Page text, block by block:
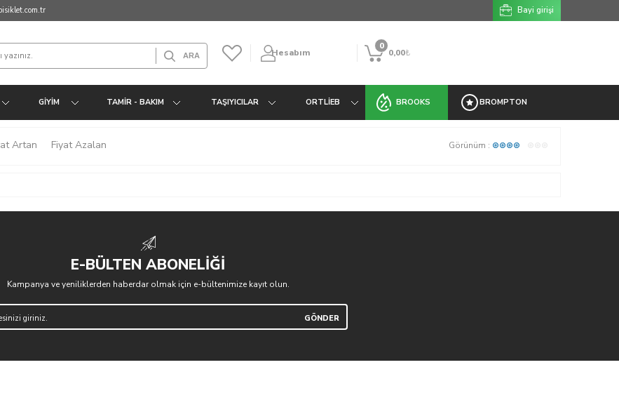
Bayi girişi
Hesabım 0,00₺
0
GIYIM TAMIR - BAKIM TAŞIYICILAR ORTLIEB BROOKS BROMPTON
Artan Fiyat Azalan Görünüm :
E-BÜLTEN ABONELİĞİ
Kampanya ve yeniliklerden haberdar olmak için e-bültenimize kayıt olun.